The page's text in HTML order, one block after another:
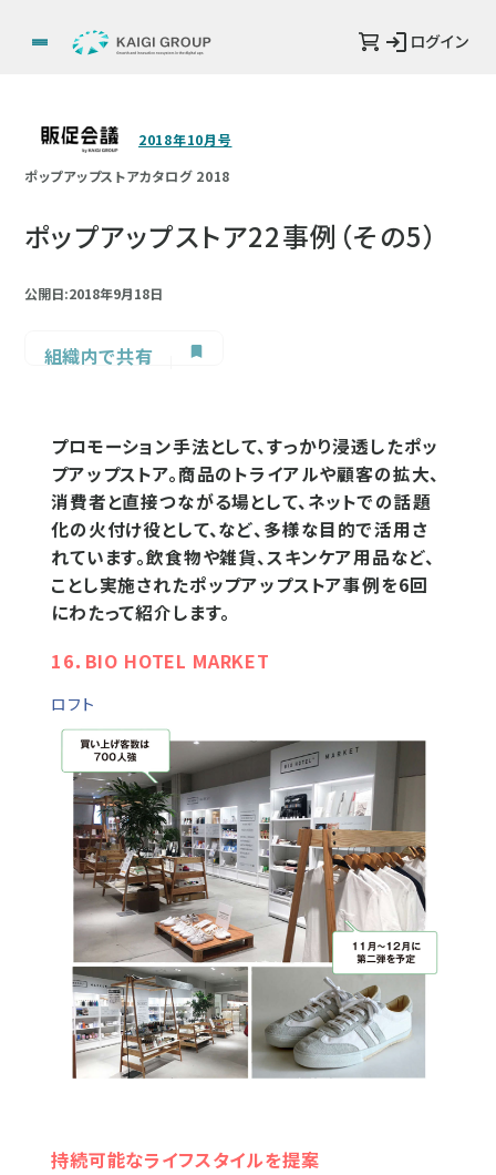
ログイン
2018年10月号
ポップアップストアカタログ 2018
ポップアップストア22事例（その5）
公開日:2018年9月18日
組織内で共有
プロモーション手法として、すっかり浸透したポッ
プアップストア。商品のトライアルや顧客の拡大、
消費者と直接つながる場として、ネットでの話題
化の火付け役として、など、多様な目的で活用さ
れています。飲食物や雑貨、スキンケア用品など、
ことし実施されたポップアップストア事例を6回
にわたって紹介します。
16．BIO HOTEL MARKET
ロフト
持続可能なライフスタイルを提案